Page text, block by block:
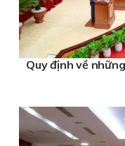
Quy định về